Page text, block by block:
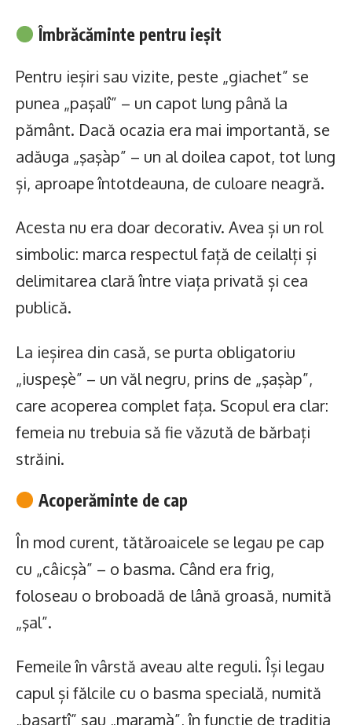
Îmbrăcăminte pentru ieșit
Pentru ieșiri sau vizite, peste „giachet” se
punea „paşalî” – un capot lung până la
pământ. Dacă ocazia era mai importantă, se
adăuga „şaşàp” – un al doilea capot, tot lung
și, aproape întotdeauna, de culoare neagră.
Acesta nu era doar decorativ. Avea și un rol
simbolic: marca respectul față de ceilalți și
delimitarea clară între viața privată și cea
publică.
La ieșirea din casă, se purta obligatoriu
„iuspeşè” – un văl negru, prins de „şaşàp”,
care acoperea complet fața. Scopul era clar:
femeia nu trebuia să fie văzută de bărbați
străini.
Acoperăminte de cap
În mod curent, tătăroaicele se legau pe cap
cu „câicșà” – o basma. Când era frig,
foloseau o broboadă de lână groasă, numită
„şal”.
Femeile în vârstă aveau alte reguli. Își legau
capul și fălcile cu o basma specială, numită
„başartî” sau „maramà”, în funcție de tradiția